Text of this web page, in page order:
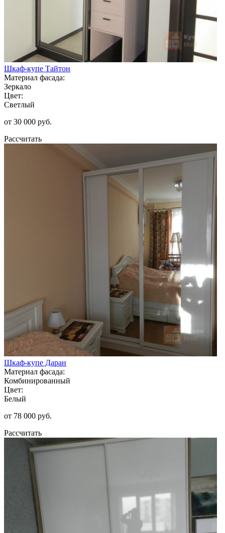
Шкаф-купе Тайтон
Материал фасада:
Зеркало
Цвет:
Светлый
от 30 000 руб.
Рассчитать
Шкаф-купе Даран
Материал фасада:
Комбинированный
Цвет:
Белый
от 78 000 руб.
Рассчитать